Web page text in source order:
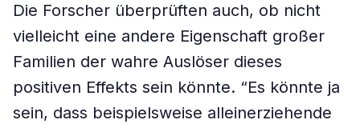
Die Forscher überprüften auch, ob nicht
vielleicht eine andere Eigenschaft großer
Familien der wahre Auslöser dieses
positiven Effekts sein könnte. “Es könnte ja
sein, dass beispielsweise alleinerziehende